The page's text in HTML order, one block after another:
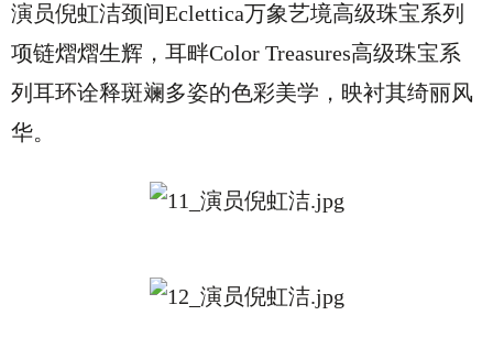
演员倪虹洁颈间Eclettica万象艺境高级珠宝系列
项链熠熠生辉，耳畔Color Treasures高级珠宝系
列耳环诠释斑斓多姿的色彩美学，映衬其绮丽风
华。